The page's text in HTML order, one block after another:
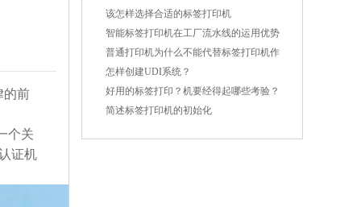
的前
个关
证机
该怎样选择合适的标签打印机
智能标签打印机在工厂流水线的运用优势
普通打印机为什么不能代替标签打印机作
业
怎样创建UDI系统？
好用的标签打印？机要经得起哪些考验？
简述标签打印机的初始化